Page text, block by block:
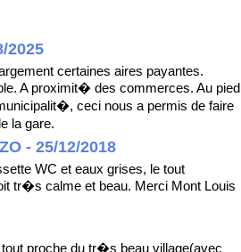
2025
certaines aires payantes.
A proximit� des commerces. Au pied
ceci nous a permis de faire
la gare.
- 25/12/2018
WC et eaux grises, le tout
tr�s calme et beau. Merci Mont Louis
proche du tr�s beau village(avec